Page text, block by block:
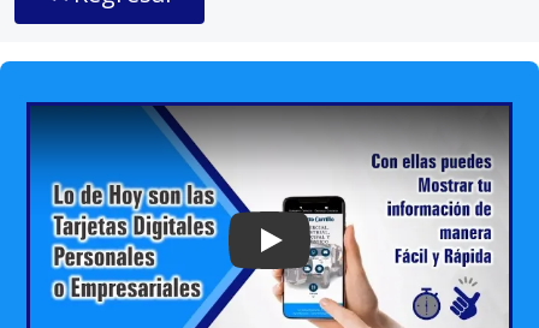
Play: Keynote (Google I/O '18)